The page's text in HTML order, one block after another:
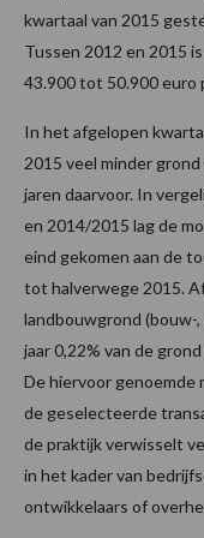
kwartaal van 2015
Tussen 2012 en 2015
43.900 tot 50.900 euro
In het afgelopen
2015 veel minder
jaren daarvoor. In
en 2014/2015 lag de
eind gekomen aan de
tot halverwege 2015.
landbouwgrond (bouw-
jaar 0,22% van de
De hiervoor
de geselecteerde
de praktijk verwisselt
in het kader van
ontwikkelaars of